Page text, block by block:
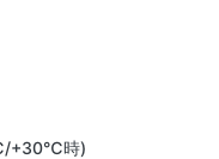
+30℃時)